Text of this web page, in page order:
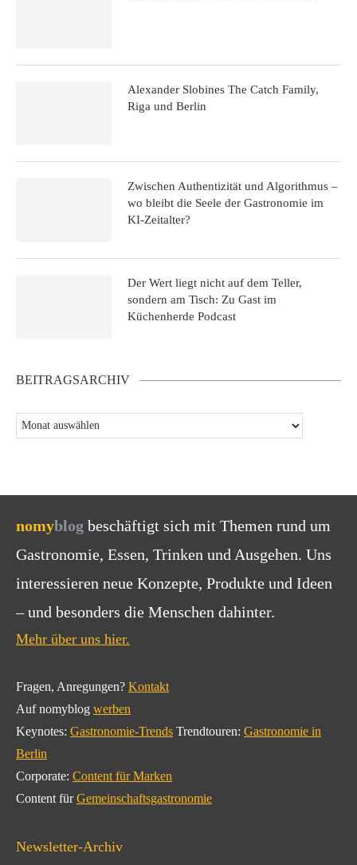
Alexander Slobines The Catch Family,
Riga und Berlin
Zwischen Authentizität und Algorithmus –
wo bleibt die Seele der Gastronomie im
KI-Zeitalter?
Der Wert liegt nicht auf dem Teller,
sondern am Tisch: Zu Gast im
Küchenherde Podcast
BEITRAGSARCHIV
nomyblog beschäftigt sich mit Themen rund um
Gastronomie, Essen, Trinken und Ausgehen. Uns
interessieren neue Konzepte, Produkte und Ideen
– und besonders die Menschen dahinter.
Mehr über uns hier.
Fragen, Anregungen? Kontakt
Auf nomyblog werben
Keynotes: Gastronomie-Trends Trendtouren: Gastronomie in
Berlin
Corporate: Content für Marken
Content fürGemeinschaftsgastronomie
Newsletter-Archiv